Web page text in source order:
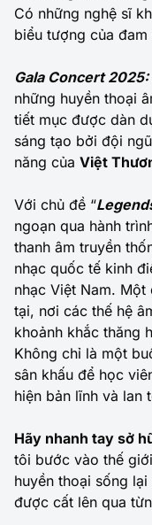
Có những nghệ sĩ
biểu tượng của
Gala Concert
những huyền thoại
tiết mục được dàn
sáng tạo bởi đội
năng của Việt
Với chủ đề “
ngoạn qua hành
thanh âm truyền
nhạc quốc tế kinh
nhạc Việt Nam.
tại, nơi các thế hệ
khoảnh khắc thăng
Không chỉ là một
sân khấu để học
hiện bản lĩnh và lan
Hãy nhanh tay sở
tôi bước vào thế
huyền thoại sống
được cất lên qua